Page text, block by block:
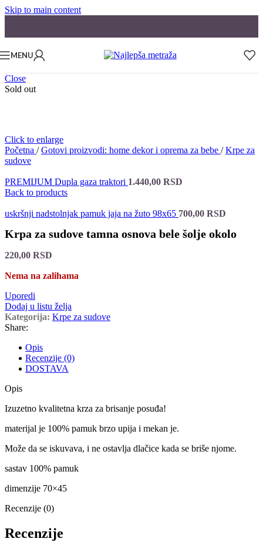
Skip to main content
MENU
Close
Sold out
Click to enlarge
Početna / Gotovi proizvodi: home dekor i oprema za bebe / Krpe za
sudove
PREMIJUM Dupla gaza traktori 1.440,00 RSD
Back to products
uskršnji nadstolnjak pamuk jaja na žuto 98x65 700,00 RSD
Krpa za sudove tamna osnova bele šolje okolo
220,00 RSD
Nema na zalihama
Uporedi
Dodaj u listu želja
Kategorija: Krpe za sudove
Share:
Opis
Recenzije (0)
DOSTAVA
Opis
Izuzetno kvalitetna krza za brisanje posuđa!
materijal je 100% pamuk brzo upija i mekan je.
Može da se iskuvava, i ne ostavlja dlačice kada se briše njome.
sastav 100% pamuk
dimenzije 70×45
Recenzije (0)
Recenzije